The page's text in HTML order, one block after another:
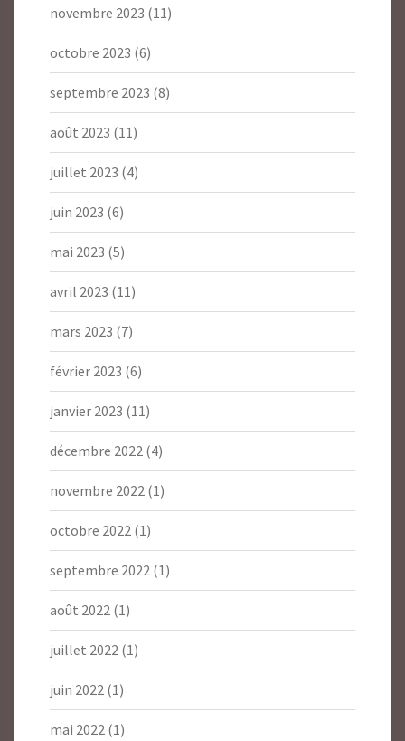
novembre 2023 (11)
octobre 2023 (6)
septembre 2023 (8)
août 2023 (11)
juillet 2023 (4)
juin 2023 (6)
mai 2023 (5)
avril 2023 (11)
mars 2023 (7)
février 2023 (6)
janvier 2023 (11)
décembre 2022 (4)
novembre 2022 (1)
octobre 2022 (1)
septembre 2022 (1)
août 2022 (1)
juillet 2022 (1)
juin 2022 (1)
mai 2022 (1)